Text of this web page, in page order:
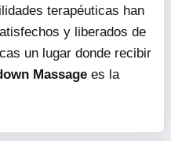
terapéuticas han
y liberados de
un lugar donde recibir
Massage es la